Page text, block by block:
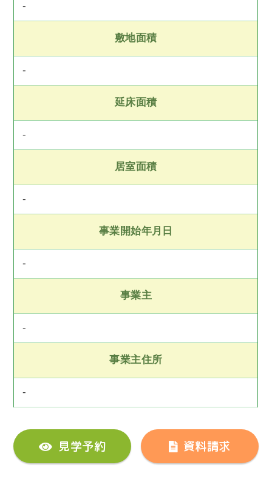
-
敷地面積
-
延床面積
-
居室面積
-
事業開始年月日
-
事業主
-
事業主住所
-
見学予約 資料請求